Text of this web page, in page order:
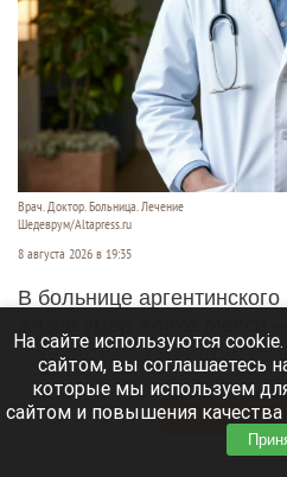
Врач. Доктор. Больница. Лечение
Шедеврум/Altapress.ru
8 августа 2026 в 19:35
В больнице
обладателя «Золотого
долго боролся с тяжелой
Читать
На сайте используются
сайтом, вы соглашаетесь
которые мы используем
сайтом и повышения